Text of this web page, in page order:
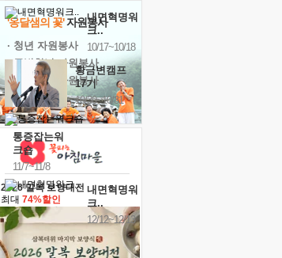
내면혁명워
크..
10/17~10/18
황금변캠프
17기
10/30~10/31
통증잡는워
크숍
11/7~11/8
내면혁명워
크..
12/12~12/13
'옹달샘의 꽃'자원봉사
· 청년 자원봉사
· 금빛청년 자원봉사
· 음식연구 자원봉사
2026 말복 보양대전
최대 74%할인